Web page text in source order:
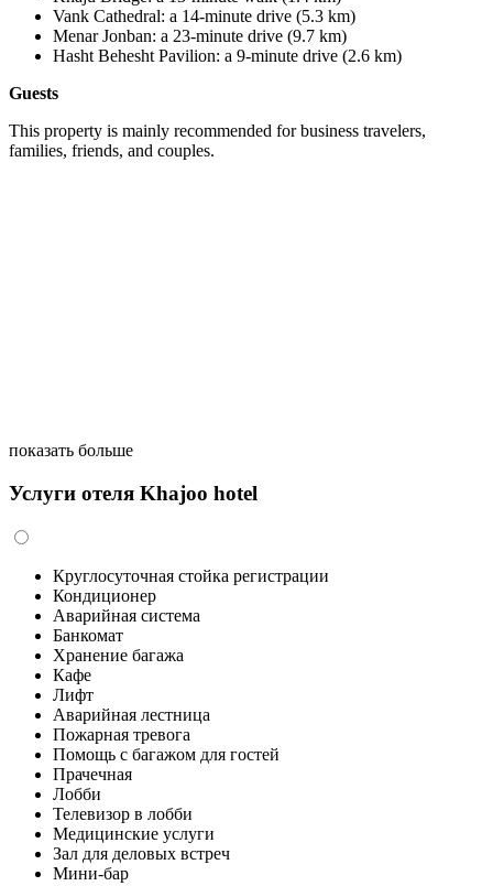
Vank Cathedral: a 14-minute drive (5.3 km)
Menar Jonban: a 23-minute drive (9.7 km)
Hasht Behesht Pavilion: a 9-minute drive (2.6 km)
Guests
This property is mainly recommended for business travelers,
families, friends, and couples.
показать больше
Услуги отеля Khajoo hotel
Круглосуточная стойка регистрации
Кондиционер
Аварийная система
Банкомат
Хранение багажа
Кафе
Лифт
Аварийная лестница
Пожарная тревога
Помощь с багажом для гостей
Прачечная
Лобби
Телевизор в лобби
Медицинские услуги
Зал для деловых встреч
Мини-бар